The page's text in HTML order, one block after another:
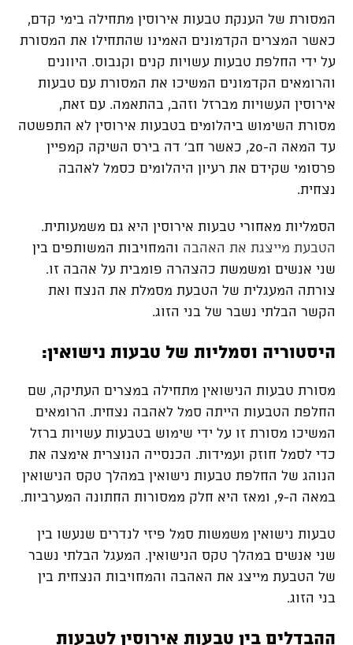
המסורת של הענקת טבעות אירוסין מתחילה בימי קדם,
כאשר המצרים הקדמונים האמינו שהתחילו את המסורת
על ידי החלפת טבעות עשויות קנים וקנבוס. היוונים
והרומאים הקדמונים המשיכו את המסורת עם טבעות
אירוסין העשויות מברזל וזהב, בהתאמה. עם זאת,
מסורת השימוש ביהלומים בטבעות אירוסין לא התפשטה
עד המאה ה-20, כאשר חב‘ דה בירס השיקה קמפיין
פרסומי שקידם את רעיון היהלומים כסמל לאהבה
נצחית.
הסמליות מאחורי טבעות אירוסין היא גם משמעותית.
הטבעת מייצגת את האהבה והמחויבות המשותפים בין
שני אנשים ומשמשת כהצהרה פומבית על אהבה זו.
צורתה המעגלית של הטבעת מסמלת את הנצח ואת
הקשר הבלתי נשבר של בני הזוג.
היסטוריה וסמליות של טבעות נישואין:
מסורת טבעות הנישואין מתחילה במצרים העתיקה, שם
החלפת הטבעות הייתה סמל לאהבה נצחית. הרומאים
המשיכו מסורת זו על ידי שימוש בטבעות עשויות ברזל
כדי לסמל חוזק ועמידות. הכנסייה הנוצרית אימצה את
הנוהג של החלפת טבעות נישואין במהלך טקס הנישואין
במאה ה-9, ומאז היא חלק ממסורות החתונה המערביות.
טבעות נישואין משמשות סמל פיזי לנדרים שנעשו בין
שני אנשים במהלך טקס הנישואין. המעגל הבלתי נשבר
של הטבעת מייצג את האהבה והמחויבות הנצחית בין
בני הזוג.
ההבדלים בין טבעות אירוסין לטבעות